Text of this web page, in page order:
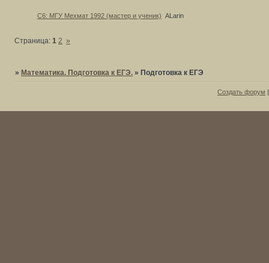
С6: МГУ Мехмат 1992 (мастер и ученик) ALarin
Страница:1 2 »
» Математика. Подготовка к ЕГЭ. » Подготовка к ЕГЭ
Создать форум